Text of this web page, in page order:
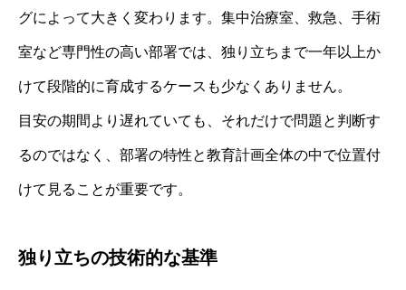
グによって大きく変わります。集中治療室、救急、手術
室など専門性の高い部署では、独り立ちまで一年以上か
けて段階的に育成するケースも少なくありません。
目安の期間より遅れていても、それだけで問題と判断す
るのではなく、部署の特性と教育計画全体の中で位置付
けて見ることが重要です。
独り立ちの技術的な基準